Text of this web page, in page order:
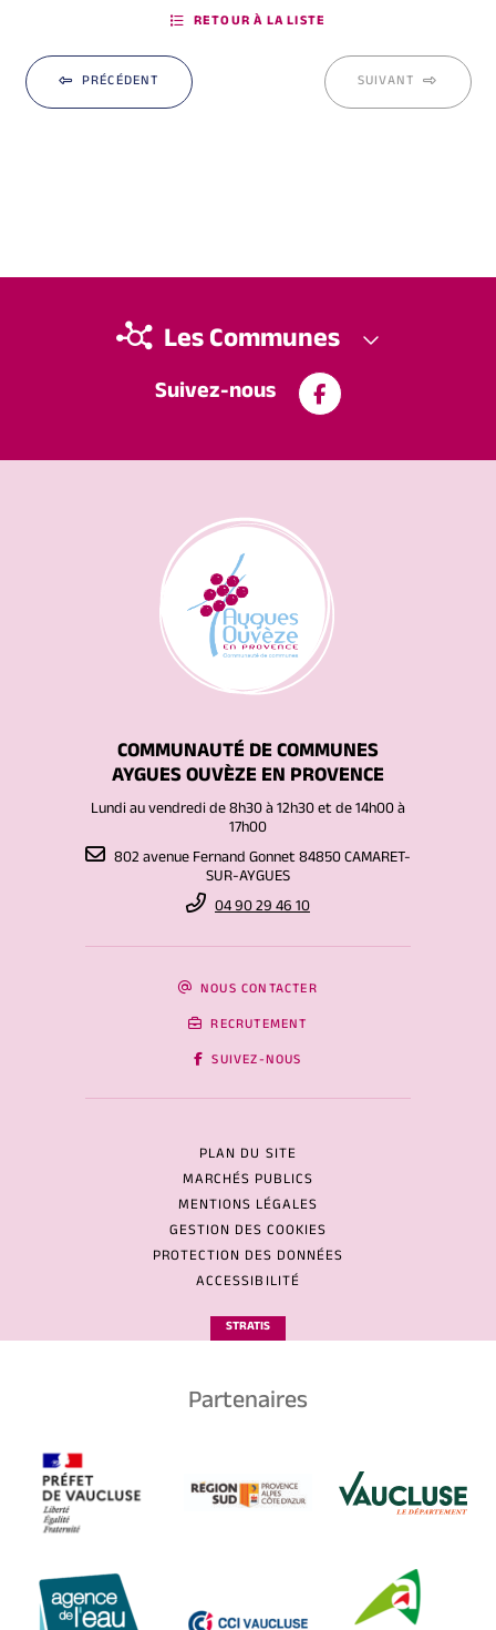
PRÉCÉDENT
RETOUR À LA LISTE
SUIVANT
Suivez-nous
Les Communes
COMMUNAUTÉ DE COMMUNES
AYGUES OUVÈZE EN PROVENCE
Lundi au vendredi de 8h30 à 12h30 et de 14h00 à
17h00
802 avenue Fernand Gonnet 84850 CAMARET-
SUR-AYGUES
04 90 29 46 10
NOUS CONTACTER
RECRUTEMENT
SUIVEZ-NOUS
PLAN DU SITE
MARCHÉS PUBLICS
MENTIONS LÉGALES
GESTION DES COOKIES
PROTECTION DES DONNÉES
ACCESSIBILITÉ
STRATIS
Partenaires